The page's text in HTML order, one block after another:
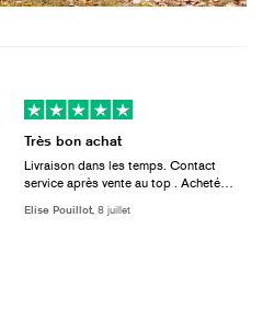
Très bon achat
Livraison dans les temps. Contact
service après vente au top . Acheté
qualité, très bien conçu. Baignade très
Elise Pouillot, 8 juillet